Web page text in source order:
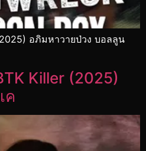
อภิมหาวายป่วง บอลลูน
Killer (2025)
ค